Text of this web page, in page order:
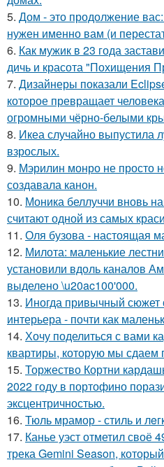
5. Дом - это продолжение вас:
нужен именно вам (и
6. Как мужик в 23 года
дичь и красота "Похищения
7. Дизайнеры показали
которое превращает
огромными чёрно-белыми
8. Икеа случайно выпустила
взрослых.
9. Мэрилин монро не просто
создавала канон.
10. Моника беллуччи вновь
считают одной из самых
11. Оля бузова - настоящая
12. Милота: маленькие
установили вдоль каналов
выделено \u20ac100'000.
13. Иногда привычный сюжет
интерьера - почти как
14. Хочу поделиться с вами
квартиры, которую мы сдаем
15. Торжество Кортни
2022 году в портофино
эксцентричностью.
16. Тюль мрамор - стиль и
17. Канье уэст отметил своё
трека Gemini Season,